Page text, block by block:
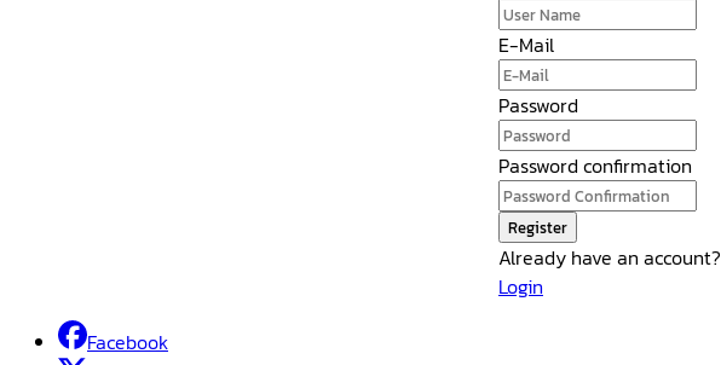
E-Mail
Password
Password confirmation
Register
Already have an account?
Login
Facebook